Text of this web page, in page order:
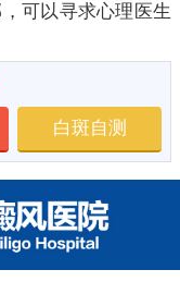
可以寻求心理医生
白斑自测